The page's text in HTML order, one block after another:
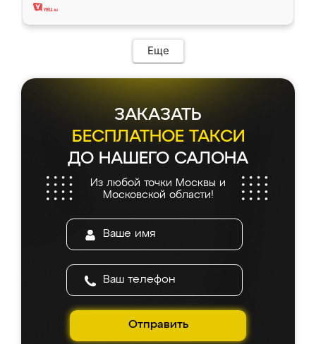
Еще
ЗАКАЗАТЬ
БЕСПЛАТНОЕ ТАКСИ
ДО НАШЕГО САЛОНА
Из любой точки Москвы и
Московской области!
Отправить